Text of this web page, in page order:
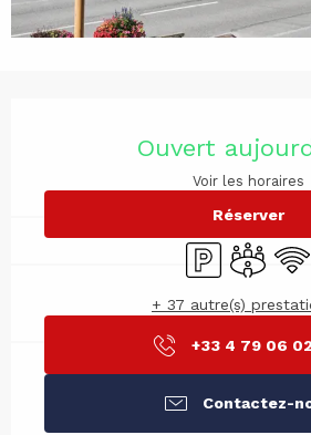
Ouvert
Voir les horaires
Réserver
ParkingSalle de
WiFi
+ 37 autre(s)
+33 4 79 06
Contactez-